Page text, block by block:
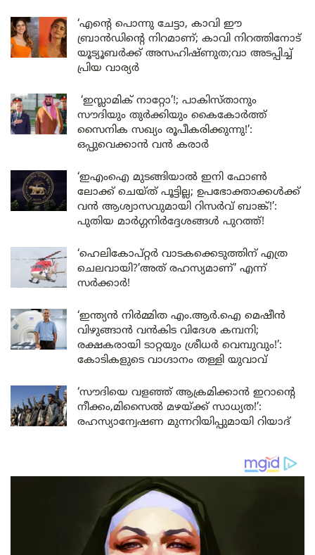
‘എന്റെ പൊന്നു ചേട്ടാ, കാവി ഈ
ബ്രാൻഡിന്റെ നിറമാണ്; കാവി നിറത്തിനോട്
യൂട്യൂബർക്ക് അസഹിഷ്ണുത;വാ അടപ്പിച്ച്
പ്രിയ വാര്യർ
‘ഇസ്ലാമിക് നാറ്റോ’!; പാകിസ്താനും
സൗദിയും തുർക്കിയും കൈകോർത്ത്
സൈനിക സഖ്യം രൂപീകരിക്കുന്നു!’:
ഒപ്പുവെക്കാൻ വൻ കരാർ
‘ഇഎംഐ മുടങ്ങിയാൽ ഇനി ഫോൺ
ലോക്ക് ചെയ്ത് പൂട്ടില്ല; ഉപഭോക്താക്കൾക്ക്
വൻ ആശ്വാസവുമായി റിസർവ് ബാങ്ക്!’:
പുതിയ മാർഗ്ഗനിർദ്ദേശങ്ങൾ പുറത്ത്!
‘ഹെലികോപ്റ്റർ വാടകക്കെടുത്തിന് എത്ര
ചെലവായി?’അത് രഹസ്യമാണ്’ എന്ന്
സർക്കാർ!
‘ഇന്ത്യൻ നിർമ്മിത എം.ആർ.ഐ മെഷീൻ
വിഴുങ്ങാൻ വൻകിട വിദേശ കമ്പനി;
രക്ഷകരായി ടാറ്റയും ശ്രീധർ വെമ്പുവും!’:
കോടികളുടെ വാഗ്ദാനം തള്ളി യുവാവ്
‘സൗദിയെ വളഞ്ഞ് ആക്രമിക്കാൻ ഇറാന്റെ
നീക്കം,മിസൈൽ മഴയ്ക്ക് സാധ്യത!’:
രഹസ്യാന്വേഷണ മുന്നറിയിപ്പുമായി റിയാദ്